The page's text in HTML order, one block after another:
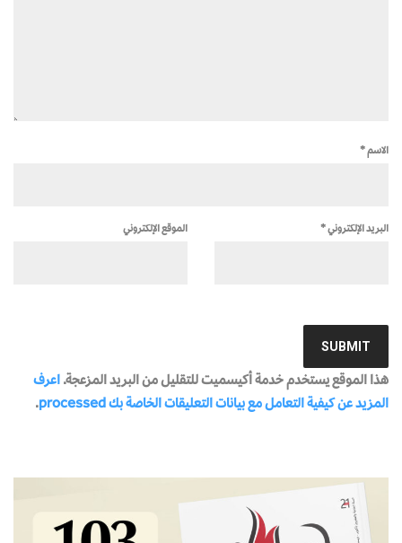
الاسم*
البريد الإلكتروني* الموقع الإلكتروني
هذا الموقع يستخدم خدمة أكيسميت للتقليل من البريد المزعجة. اعرف
المزيد عن كيفية التعامل مع بيانات التعليقات الخاصة بك processed
.